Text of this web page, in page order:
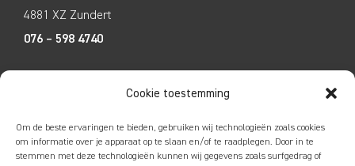
Cookie toestemming
Om de beste ervaringen te bieden, gebruiken wij technologieën zoals cookies
om informatie over je apparaat op te slaan en/of te raadplegen. Door in te
stemmen met deze technologieën kunnen wij gegevens zoals surfgedrag of
4881 XZ Zundert
076 – 598 4740
6365 ET Schinnen
046 – 4752585